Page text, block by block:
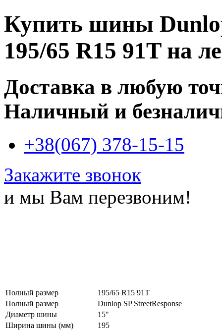
Купить шины
195/65 R15 91Tна
Доставка в любую
Наличный и
+38(067) 378-15-15
Закажите звонок
и мы Вам перезвоним!
Полный размер
195/65 R15 91T
Полный размер
Dunlop SP StreetResponse
Диаметр шины
15"
Ширина шины (мм)
195